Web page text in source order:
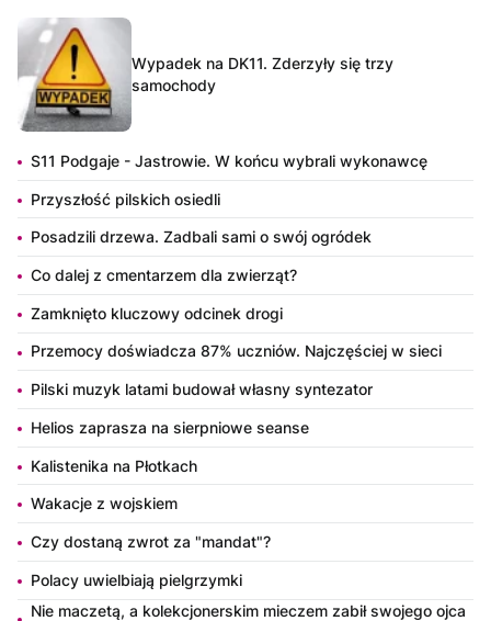
Wypadek na DK11. Zderzyły się trzy
samochody
S11 Podgaje - Jastrowie. W końcu wybrali wykonawcę
Przyszłość pilskich osiedli
Posadzili drzewa. Zadbali sami o swój ogródek
Co dalej z cmentarzem dla zwierząt?
Zamknięto kluczowy odcinek drogi
Przemocy doświadcza 87% uczniów. Najczęściej w sieci
Pilski muzyk latami budował własny syntezator
Helios zaprasza na sierpniowe seanse
Kalistenika na Płotkach
Wakacje z wojskiem
Czy dostaną zwrot za "mandat"?
Polacy uwielbiają pielgrzymki
Nie maczetą, a kolekcjonerskim mieczem zabił swojego ojca